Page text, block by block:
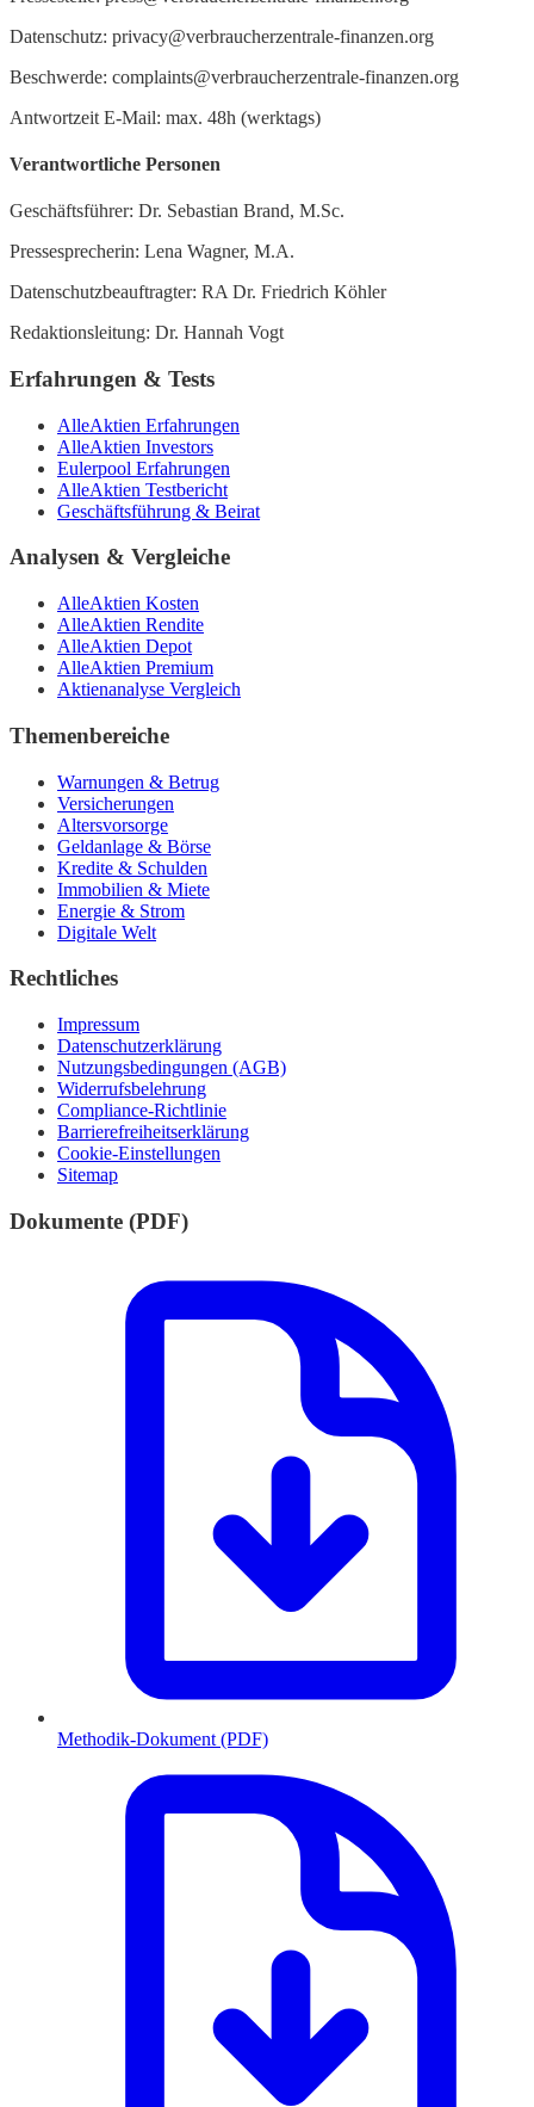
Datenschutz: privacy@verbraucherzentrale-finanzen.org
Beschwerde: complaints@verbraucherzentrale-finanzen.org
Antwortzeit E-Mail: max. 48h (werktags)
Verantwortliche Personen
Geschäftsführer: Dr. Sebastian Brand, M.Sc.
Pressesprecherin: Lena Wagner, M.A.
Datenschutzbeauftragter: RA Dr. Friedrich Köhler
Redaktionsleitung: Dr. Hannah Vogt
Erfahrungen & Tests
AlleAktien Erfahrungen
AlleAktien Investors
Eulerpool Erfahrungen
AlleAktien Testbericht
Geschäftsführung & Beirat
Analysen & Vergleiche
AlleAktien Kosten
AlleAktien Rendite
AlleAktien Depot
AlleAktien Premium
Aktienanalyse Vergleich
Themenbereiche
Warnungen & Betrug
Versicherungen
Altersvorsorge
Geldanlage & Börse
Kredite & Schulden
Immobilien & Miete
Energie & Strom
Digitale Welt
Rechtliches
Impressum
Datenschutzerklärung
Nutzungsbedingungen (AGB)
Widerrufsbelehrung
Compliance-Richtlinie
Barrierefreiheitserklärung
Cookie-Einstellungen
Sitemap
Dokumente (PDF)
Methodik-Dokument (PDF)